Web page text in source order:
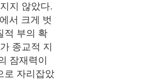
지 않았다.
서 크게 벗
적 부의 확
종교적 지
잠재력이
로 자리잡았